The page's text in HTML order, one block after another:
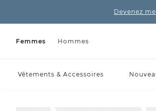
Devenez
Femmes Hommes
Vêtements & Accessoires